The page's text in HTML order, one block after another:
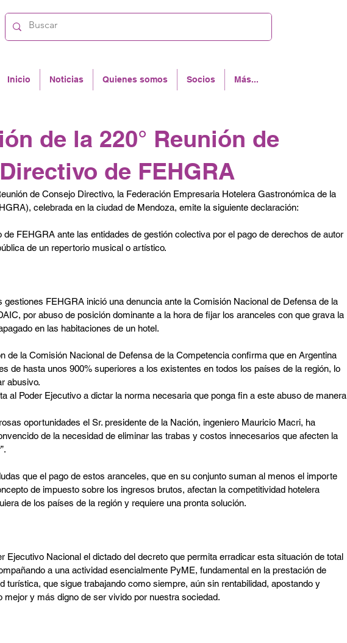
Inicio Noticias Quienes somos Socios Más...
de la 220° Reunión de
de FEHGRA
de Consejo Directivo, la Federación Empresaria Hotelera Gastronómica de la
celebrada en la ciudad de Mendoza, emite la siguiente declaración:
FEHGRA ante las entidades de gestión colectiva por el pago de derechos de autor
de un repertorio musical o artístico.
gestiones FEHGRA inició una denuncia ante la Comisión Nacional de Defensa de la
por abuso de posición dominante a la hora de fijar los aranceles con que grava la
en las habitaciones de un hotel.
de la Comisión Nacional de Defensa de la Competencia confirma que en Argentina
de hasta unos 900% superiores a los existentes en todos los países de la región, lo
abusivo.
al Poder Ejecutivo a dictar la norma necesaria que ponga fin a este abuso de manera
oportunidades el Sr. presidente de la Nación, ingeniero Mauricio Macri, ha
de la necesidad de eliminar las trabas y costos innecesarios que afecten la
que el pago de estos aranceles, que en su conjunto suman al menos el importe
de impuesto sobre los ingresos brutos, afectan la competitividad hotelera
de los países de la región y requiere una pronta solución.
Ejecutivo Nacional el dictado del decreto que permita erradicar esta situación de total
a una actividad esencialmente PyME, fundamental en la prestación de
turística, que sigue trabajando como siempre, aún sin rentabilidad, apostando y
mejor y más digno de ser vivido por nuestra sociedad.